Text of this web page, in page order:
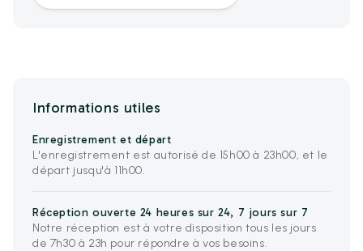
Informations utiles
Enregistrement et départ
L'enregistrement est autorisé de 15h00 à 23h00, et le
départ jusqu'à 11h00.
Réception ouverte 24 heures sur 24, 7 jours sur 7
Notre réception est à votre disposition tous les jours
de 7h30 à 23h pour répondre à vos besoins.